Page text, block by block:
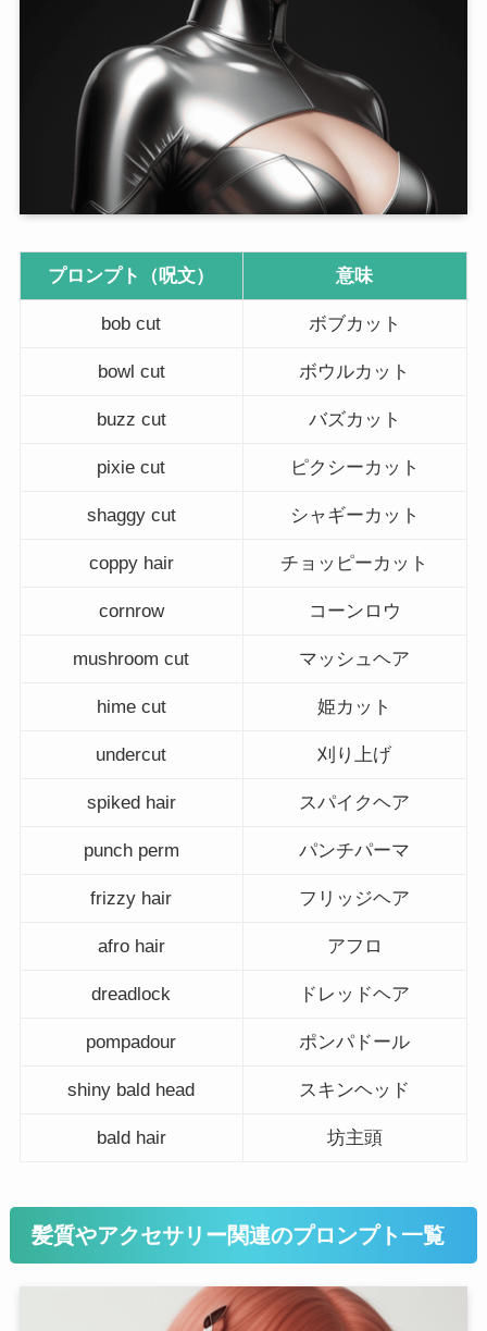
プロンプト（呪文） 意味
bob cut ボブカット
bowl cut ボウルカット
buzz cut バズカット
pixie cut ピクシーカット
shaggy cut シャギーカット
coppy hair チョッピーカット
cornrow コーンロウ
mushroom cut マッシュヘア
hime cut 姫カット
undercut 刈り上げ
spiked hair スパイクヘア
punch perm パンチパーマ
frizzy hair フリッジヘア
afro hair アフロ
dreadlock ドレッドヘア
pompadour ポンパドール
shiny bald head スキンヘッド
bald hair 坊主頭
髪質やアクセサリー関連のプロンプト一覧